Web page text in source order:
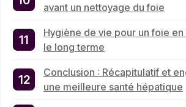
avant un nettoyage du foie
Hygiène de vie pour un foie
le long terme
Conclusion : Récapitulatif et
une meilleure santé hépatique